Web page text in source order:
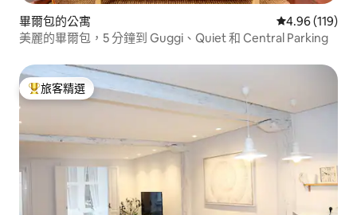
畢爾包的公寓 從 119 則評價
4.96 (119)
美麗的畢爾包，5 分鐘到 Guggi、Quiet 和 Central Parking
旅客精選榜首
旅客精選